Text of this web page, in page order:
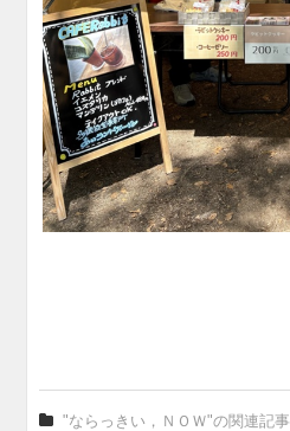
"ならっきい，ＮＯＷ"の関連記事